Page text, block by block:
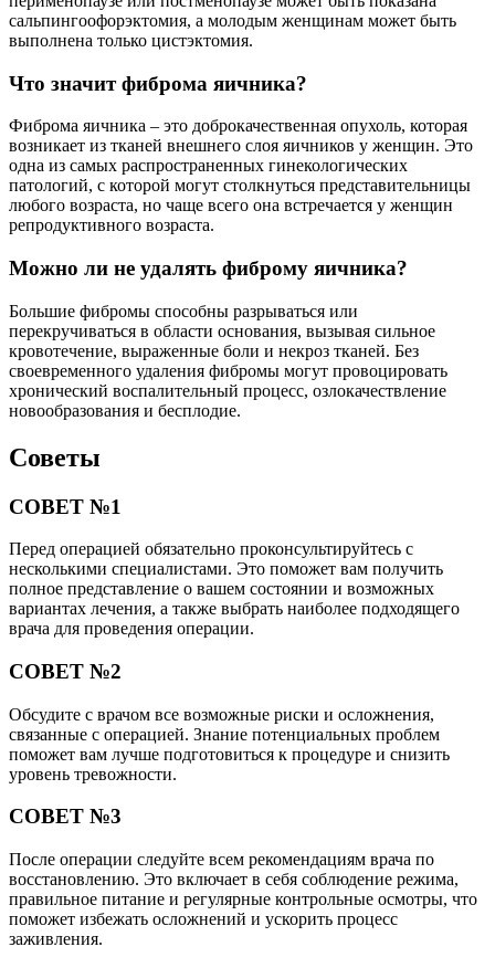
сальпингоофорэктомия, а молодым женщинам может быть
выполнена только цистэктомия.
Что значит фиброма яичника?
Фиброма яичника – это доброкачественная опухоль, которая
возникает из тканей внешнего слоя яичников у женщин. Это
одна из самых распространенных гинекологических
патологий, с которой могут столкнуться представительницы
любого возраста, но чаще всего она встречается у женщин
репродуктивного возраста.
Можно ли не удалять фиброму яичника?
Большие фибромы способны разрываться или
перекручиваться в области основания, вызывая сильное
кровотечение, выраженные боли и некроз тканей. Без
своевременного удаления фибромы могут провоцировать
хронический воспалительный процесс, озлокачествление
новообразования и бесплодие.
Советы
СОВЕТ №1
Перед операцией обязательно проконсультируйтесь с
несколькими специалистами. Это поможет вам получить
полное представление о вашем состоянии и возможных
вариантах лечения, а также выбрать наиболее подходящего
врача для проведения операции.
СОВЕТ №2
Обсудите с врачом все возможные риски и осложнения,
связанные с операцией. Знание потенциальных проблем
поможет вам лучше подготовиться к процедуре и снизить
уровень тревожности.
СОВЕТ №3
После операции следуйте всем рекомендациям врача по
восстановлению. Это включает в себя соблюдение режима,
правильное питание и регулярные контрольные осмотры, что
поможет избежать осложнений и ускорить процесс
заживления.